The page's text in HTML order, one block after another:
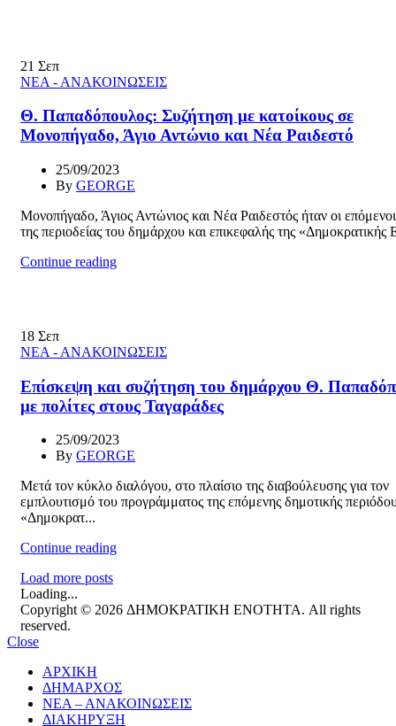
21 Σεπ
ΝΕΑ - ΑΝΑΚΟΙΝΩΣΕΙΣ
Θ. Παπαδόπουλος: Συζήτηση με κατοίκους σε
Μονοπήγαδο, Άγιο Αντώνιο και Νέα Ραιδεστό
25/09/2023
By GEORGE
Μονοπήγαδο, Άγιος Αντώνιος και Νέα Ραιδεστός ήταν οι
της περιοδείας του δημάρχου και επικεφαλής της «Δημοκρατικής
Continue reading
18 Σεπ
ΝΕΑ - ΑΝΑΚΟΙΝΩΣΕΙΣ
Επίσκεψη και συζήτηση του δημάρχου Θ.
με πολίτες στους Ταγαράδες
25/09/2023
By GEORGE
Μετά τον κύκλο διαλόγου, στο πλαίσιο της διαβούλευσης για τον
εμπλουτισμό του προγράμματος της επόμενης δημοτικής
«Δημοκρατ...
Continue reading
Load more posts
Loading...
Copyright © 2026 ΔΗΜΟΚΡΑΤΙΚΗ ΕΝΟΤΗΤΑ. All rights
reserved.
Close
ΑΡΧΙΚΗ
ΔΗΜΑΡΧΟΣ
ΝΕΑ – ΑΝΑΚΟΙΝΩΣΕΙΣ
ΔΙΑΚΗΡΥΞΗ